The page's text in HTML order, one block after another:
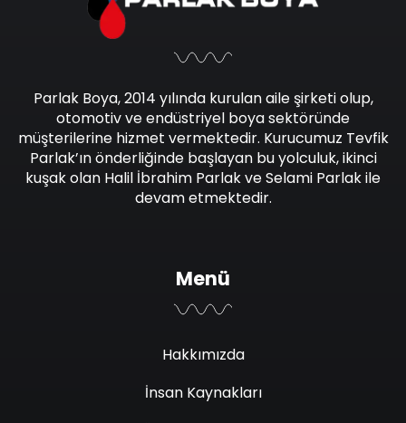
Parlak Boya, 2014 yılında kurulan aile şirketi olup,
otomotiv ve endüstriyel boya sektöründe
müşterilerine hizmet vermektedir. Kurucumuz Tevfik
Parlak’ın önderliğinde başlayan bu yolculuk, ikinci
kuşak olan Halil İbrahim Parlak ve Selami Parlak ile
devam etmektedir.
Menü
Hakkımızda
İnsan Kaynakları